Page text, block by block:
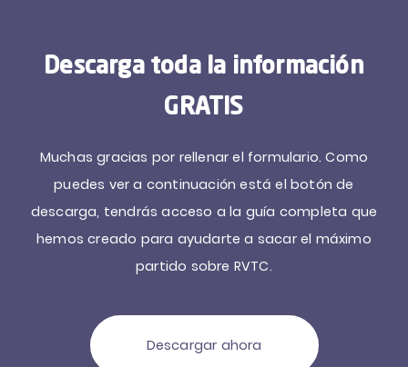
Registro de Comunicaciones
Arrendamiento de Vehículos
con Conductor (RVTC)
Vigente desde el 1 de febrero del 2022
Descárgate el ebook informativo que te resolverá
solución integrada por INVESTEL en el software de
Además para vuestra confianza se os
Descarga toda la información
GRATIS
Muchas gracias por rellenar el formulario. Como
puedes ver a continuación está el botón de
descarga, tendrás acceso a la guía completa que
hemos creado para ayudarte a sacar el máximo
partido sobre RVTC.
Descargar ahora